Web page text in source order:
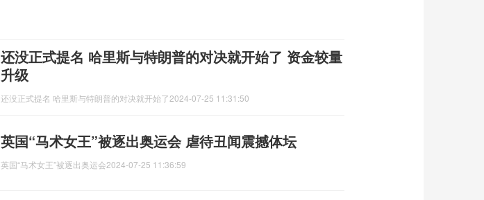
还没正式提名 哈里斯与特朗普的对决就开始了 资金较量
升级
还没正式提名 哈里斯与特朗普的对决就开始了2024-07-25 11:31:50
英国“马术女王”被逐出奥运会 虐待丑闻震撼体坛
英国“马术女王”被逐出奥运会2024-07-25 11:36:59